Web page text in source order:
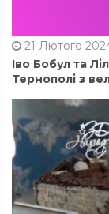
21 Лютого
Іво Бобул та
Тернополі з